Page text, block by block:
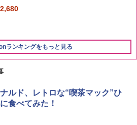
ランキングをもっと見る
ラックニッカ ニッカ Nikka ウィスキ
ブラックニッカクリア ウヰス
【日本 アサヒ ウィスキー】 大容量
キンラーメン どんぶり 85g×12個 日清
インスタント カップ麺
善] スチームオーブンレンジ 25L 一人
し 二人暮らし フラットテーブル ス
ム調理 自動メニュー19種搭載 角皿
ルド、レトロな“喫茶マック”ひ
食べてみた！